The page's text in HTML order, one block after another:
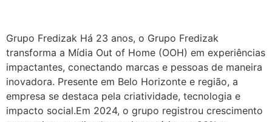
Grupo Fredizak Há 23 anos, o Grupo Fredizak
transforma a Mídia Out of Home (OOH) em experiências
impactantes, conectando marcas e pessoas de maneira
inovadora. Presente em Belo Horizonte e região, a
empresa se destaca pela criatividade, tecnologia e
impacto social.Em 2024, o grupo registrou crescimento